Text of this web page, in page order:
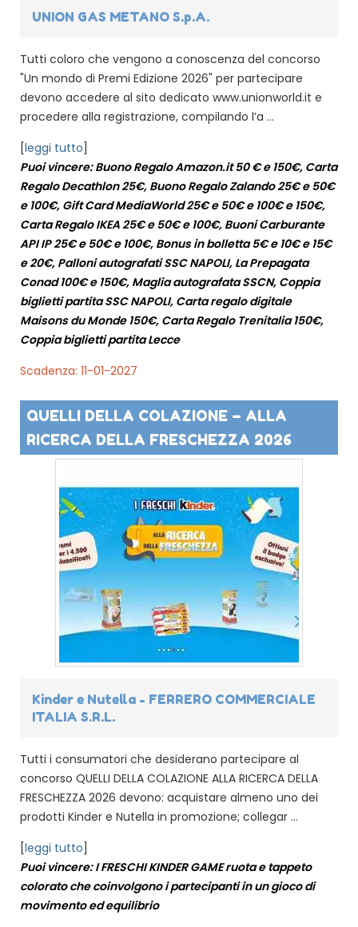
UNION GAS METANO S.p.A.
Tutti coloro che vengono a conoscenza del concorso
"Un mondo di Premi Edizione 2026" per partecipare
devono accedere al sito dedicato www.unionworld.it e
procedere alla registrazione, compilando l’a ...
[leggi tutto]
Puoi vincere: Buono Regalo Amazon.it 50 € e 150€, Carta
Regalo Decathlon 25€, Buono Regalo Zalando 25€ e 50€
e 100€, Gift Card MediaWorld 25€ e 50€ e 100€ e 150€,
Carta Regalo IKEA 25€ e 50€ e 100€, Buoni Carburante
API IP 25€ e 50€ e 100€, Bonus in bolletta 5€ e 10€ e 15€
e 20€, Palloni autografati SSC NAPOLI, La Prepagata
Conad 100€ e 150€, Maglia autografata SSCN, Coppia
biglietti partita SSC NAPOLI, Carta regalo digitale
Maisons du Monde 150€, Carta Regalo Trenitalia 150€,
Coppia biglietti partita Lecce
Scadenza: 11-01-2027
QUELLI DELLA COLAZIONE – ALLA
RICERCA DELLA FRESCHEZZA 2026
Kinder e Nutella - FERRERO COMMERCIALE
ITALIA S.R.L.
Tutti i consumatori che desiderano partecipare al
concorso QUELLI DELLA COLAZIONE ALLA RICERCA DELLA
FRESCHEZZA 2026 devono: acquistare almeno uno dei
prodotti Kinder e Nutella in promozione; collegar ...
[leggi tutto]
Puoi vincere: I FRESCHI KINDER GAME ruota e tappeto
colorato che coinvolgono i partecipanti in un gioco di
movimento ed equilibrio